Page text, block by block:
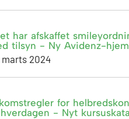
har afskaffet
tilsyn - Ny Avidenz-
marts 2024
for
- Nyt